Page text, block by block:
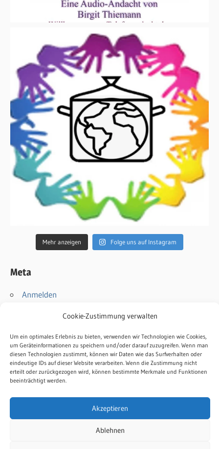
Cookie-Zustimmung verwalten
Um ein optimales Erlebnis zu bieten, verwenden wir Technologien wie Cookies,
um Geräteinformationen zu speichern und/oder darauf zuzugreifen. Wenn man
diesen Technologien zustimmt, können wir Daten wie das Surfverhalten oder
eindeutige IDs auf dieser Website verarbeiten. Wenn die Zustimmung nicht
erteilt oder zurückgezogen wird, können bestimmte Merkmale und Funktionen
beeinträchtigt werden.
Akzeptieren
Ablehnen
Mehr anzeigen Folge uns auf Instagram
Meta
Anmelden
WordPress.org
Kontakt
Impressum